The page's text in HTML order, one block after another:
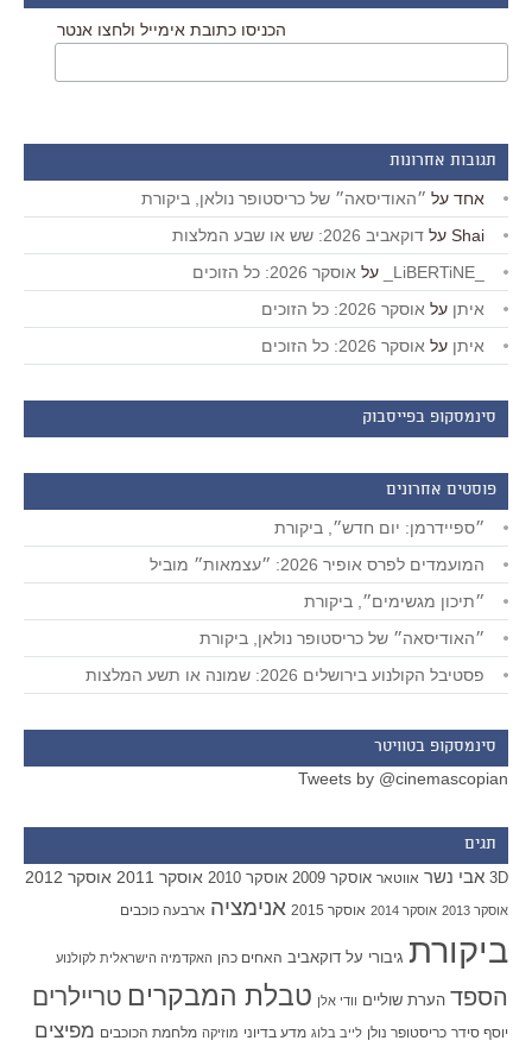
הכניסו כתובת אימייל ולחצו אנטר
תגובות אחרונות
אחד על ״האודיסאה״ של כריסטופר נולאן, ביקורת
Shai על דוקאביב 2026: שש או שבע המלצות
על אוסקר 2026: כל הזוכים
איתן על אוסקר 2026: כל הזוכים
איתן על אוסקר 2026: כל הזוכים
סינמסקופ בפייסבוק
פוסטים אחרונים
״ספיידרמן: יום חדש״, ביקורת
המועמדים לפרס אופיר 2026: ״עצמאות״ מוביל
״תיכון מגשימים״, ביקורת
״האודיסאה״ של כריסטופר נולאן, ביקורת
פסטיבל הקולנוע בירושלים 2026: שמונה או תשע המלצות
סינמסקופ בטוויטר
Tweets by @cinemascopian
תגים
3D אבי נשר אווטאר אוסקר 2009 אוסקר 2010 אוסקר 2011 אוסקר 2012
אוסקר 2013 אוסקר 2014 אוסקר 2015 אנימציה ארבעה כוכבים
ביקורת גיבורי על דוקאביב האחים כהן האקדמיה הישראלית לקולנוע
הספד הערת שוליים וודי אלן טבלת המבקרים טריילרים
יוסף סידר כריסטופר נולן לייב בלוג מדע בדיוני מוזיקה מלחמת הכוכבים מפיצים